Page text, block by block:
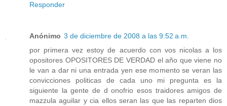
Responder
Anónimo 3 de diciembre de 2008 a las 9:52 a.m.
por primera vez estoy de acuerdo con vos nicolas a los
opositores OPOSITORES DE VERDAD el año que viene no
le van a dar ni una entrada yen ese momento se veran las
convicciones politicas de cada uno mi pregunta es la
siguiente la gente de d onofrio esos traidores amigos de
mazzula aguilar y cia ellos seran las que las reparten dios